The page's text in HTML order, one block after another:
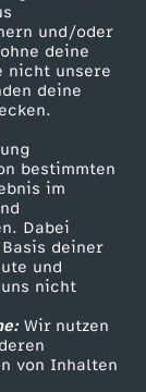
und/oder
deine
nicht unsere
deine
bestimmten
im
Dabei
deiner
und
nicht
Wir nutzen
von Inhalten